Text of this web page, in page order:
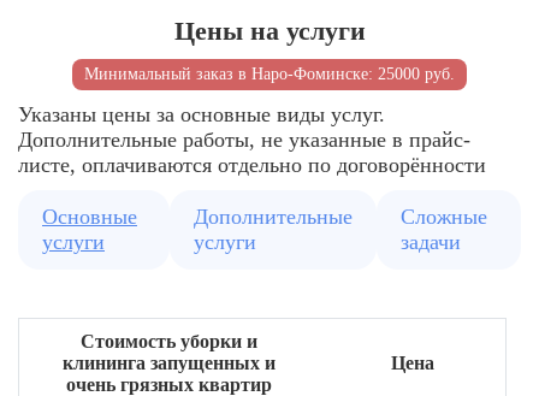
удобное
время
уборки
Формируем
команду
выезда
средства
и
оборудование
ко
всем
зонам
бытовых
загрязнений
Цены на услуги
Минимальный заказ в Наро-Фоминске: 25000 руб.
Указаны цены за основные виды услуг.
Дополнительные работы, не указанные в прайс-
листе, оплачиваются отдельно по договорённости
Основные
услуги
Дополнительные
услуги
Сложные
задачи
Стоимость уборки и
клининга запущенных и
очень грязных квартир
Цена